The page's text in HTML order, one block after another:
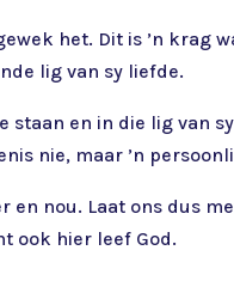
het. Dit is ’n krag
lig van sy liefde.
en in die lig van
nie, maar ’n
en nou. Laat ons dus
ook hier leef God.